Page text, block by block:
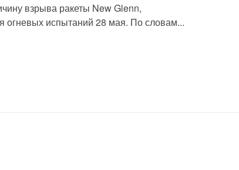
взрыва ракеты New Glenn,
огневых испытаний 28 мая. По словам...